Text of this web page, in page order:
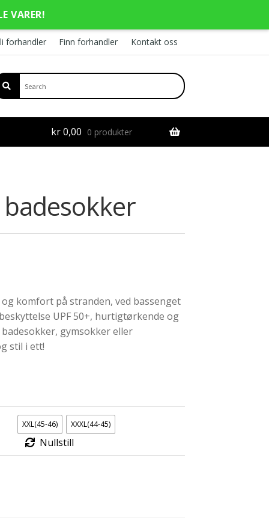
VARER!
forhandler Finn forhandler Kontakt oss
kr0,00 0 produkter
komfort på stranden, ved bassenget
UPF 50+, hurtigtørkende og
gymsokker eller
stil i ett!
XXL(45-46) XXXL(44-45)
Nullstill